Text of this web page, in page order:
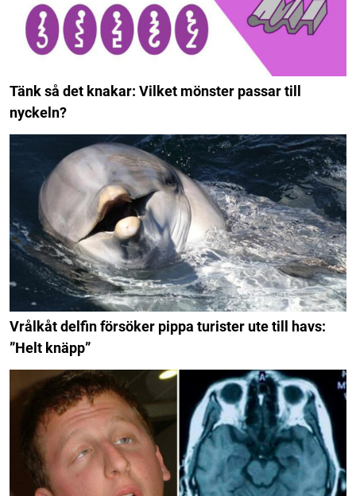
Tänk så det knakar: Vilket mönster passar till
nyckeln?
Vrålkåt delfin försöker pippa turister ute till havs:
”Helt knäpp”